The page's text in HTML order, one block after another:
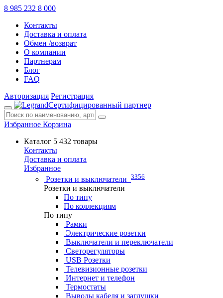
8 985 232 8 000
Контакты
Доставка и оплата
Обмен /возврат
О компании
Партнерам
Блог
FAQ
Авторизация Регистрация
Сертифицированный партнер
Избранное Корзина
Каталог 5 432 товары
Контакты
Доставка и оплата
Избранное
Розетки и выключатели 3356
Розетки и выключатели
По типу
По коллекциям
По типу
Рамки
Электрические розетки
Выключатели и переключатели
Светорегуляторы
USB Розетки
Телевизионные розетки
Интернет и телефон
Термостаты
Выводы кабеля и заглушки